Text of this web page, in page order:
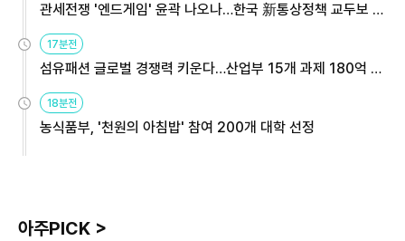
관세전쟁 '엔드게임' 윤곽 나오나…한국 新통상정책 교두보 활
용해야
17분전
섬유패션 글로벌 경쟁력 키운다…산업부 15개 과제 180억 지
원
18분전
농식품부, '천원의 아침밥' 참여 200개 대학 선정
아주PICK >